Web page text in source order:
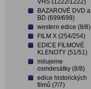
VHS (1222/1222)
BAZAROVÉ DVD a
BD (699/699)
western edice (8/8)
FILM X (254/254)
EDICE FILMOVÉ
KLENOTY (51/51)
milujeme
osmdesátky (8/8)
edice historických
filmů (7/7)